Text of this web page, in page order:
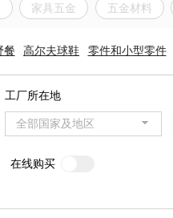
家具五金 五金材料
餐 高尔夫球鞋 零件和小型零件
工厂所在地
全部国家及地区
在线购买